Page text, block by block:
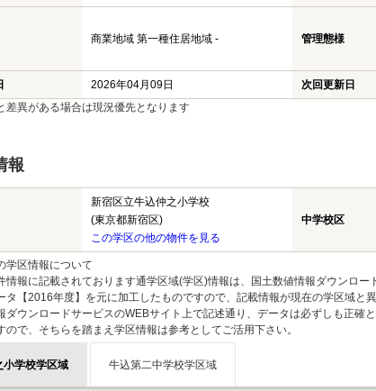
商業地域 第一種住居地域 - 管理態様
2026年04月09日 次回更新日
差異がある場合は現況優先となります
報
新宿区立牛込仲之小学校
(東京都新宿区)
この学区の他の物件を見る
中学校区
学区情報について
情報に記載されております通学区域(学区)情報は、国土数値情報ダウンロ
タ【2016年度】を元に加工したものですので、記載情報が現在の学区域と
ダウンロードサービスのWEBサイト上で記述通り、データは必ずしも正確
ので、そちらを踏まえ学区情報は参考としてご活用下さい。
小学校学区域 牛込第二中学校学区域